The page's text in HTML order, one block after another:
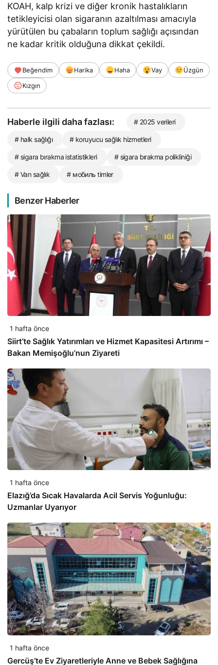
KOAH, kalp krizi ve diğer kronik hastalıkların
tetikleyicisi olan sigaranın azaltılması amacıyla
yürütülen bu çabaların toplum sağlığı açısından
ne kadar kritik olduğuna dikkat çekildi.
Beğendim Harika Haha Vay
Üzgün
Kızgın
Haberle ilgili daha fazlası: # 2025 verileri
# halk sağlığı # koruyucu sağlık hizmetleri
# sigara bırakma istatistikleri # sigara bırakma polikliniği
# Van sağlık # мобиль timler
Benzer Haberler
1 hafta önce
Siirt’te Sağlık Yatırımları ve Hizmet Kapasitesi Artırımı –
Bakan Memişoğlu’nun Ziyareti
1 hafta önce
Elazığ’da Sıcak Havalarda Acil Servis Yoğunluğu:
Uzmanlar Uyarıyor
1 hafta önce
Gercüş’te Ev Ziyaretleriyle Anne ve Bebek Sağlığına